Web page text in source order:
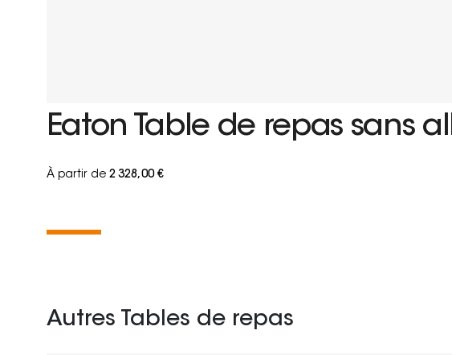
Eaton Table de repas sans
À partir de2 328,00 €
Autres Tables de repas